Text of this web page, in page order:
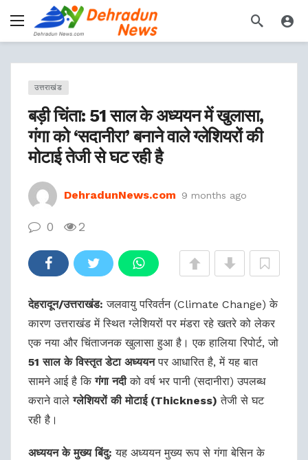
उत्तराखंड
बड़ी चिंता: 51 साल के अध्ययन में खुलासा,
गंगा को ‘सदानीरा’ बनाने वाले ग्लेशियरों की
मोटाई तेजी से घट रही है
DehradunNews.com 9 months ago
0 2
देहरादून/उत्तराखंड: जलवायु परिवर्तन (Climate Change) के
कारण उत्तराखंड में स्थित ग्लेशियरों पर मंडरा रहे खतरे को लेकर
एक नया और चिंताजनक खुलासा हुआ है। एक हालिया रिपोर्ट, जो
51 साल के विस्तृत डेटा अध्ययनपर आधारित है, में यह बात
सामने आई है किगंगा नदीको वर्ष भर पानी (सदानीरा) उपलब्ध
कराने वालेग्लेशियरों की मोटाई (Thickness) तेजी से घट
रही है।
अध्ययन के मुख्य बिंदु: यह अध्ययन मुख्य रूप से गंगा बेसिन के